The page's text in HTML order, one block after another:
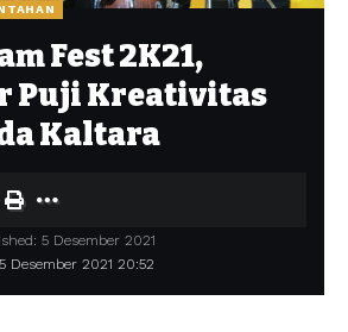
Fest 2K21,
Puji Kreativitas
Kaltara
Desember 2021 20:52
5 Desember 2021